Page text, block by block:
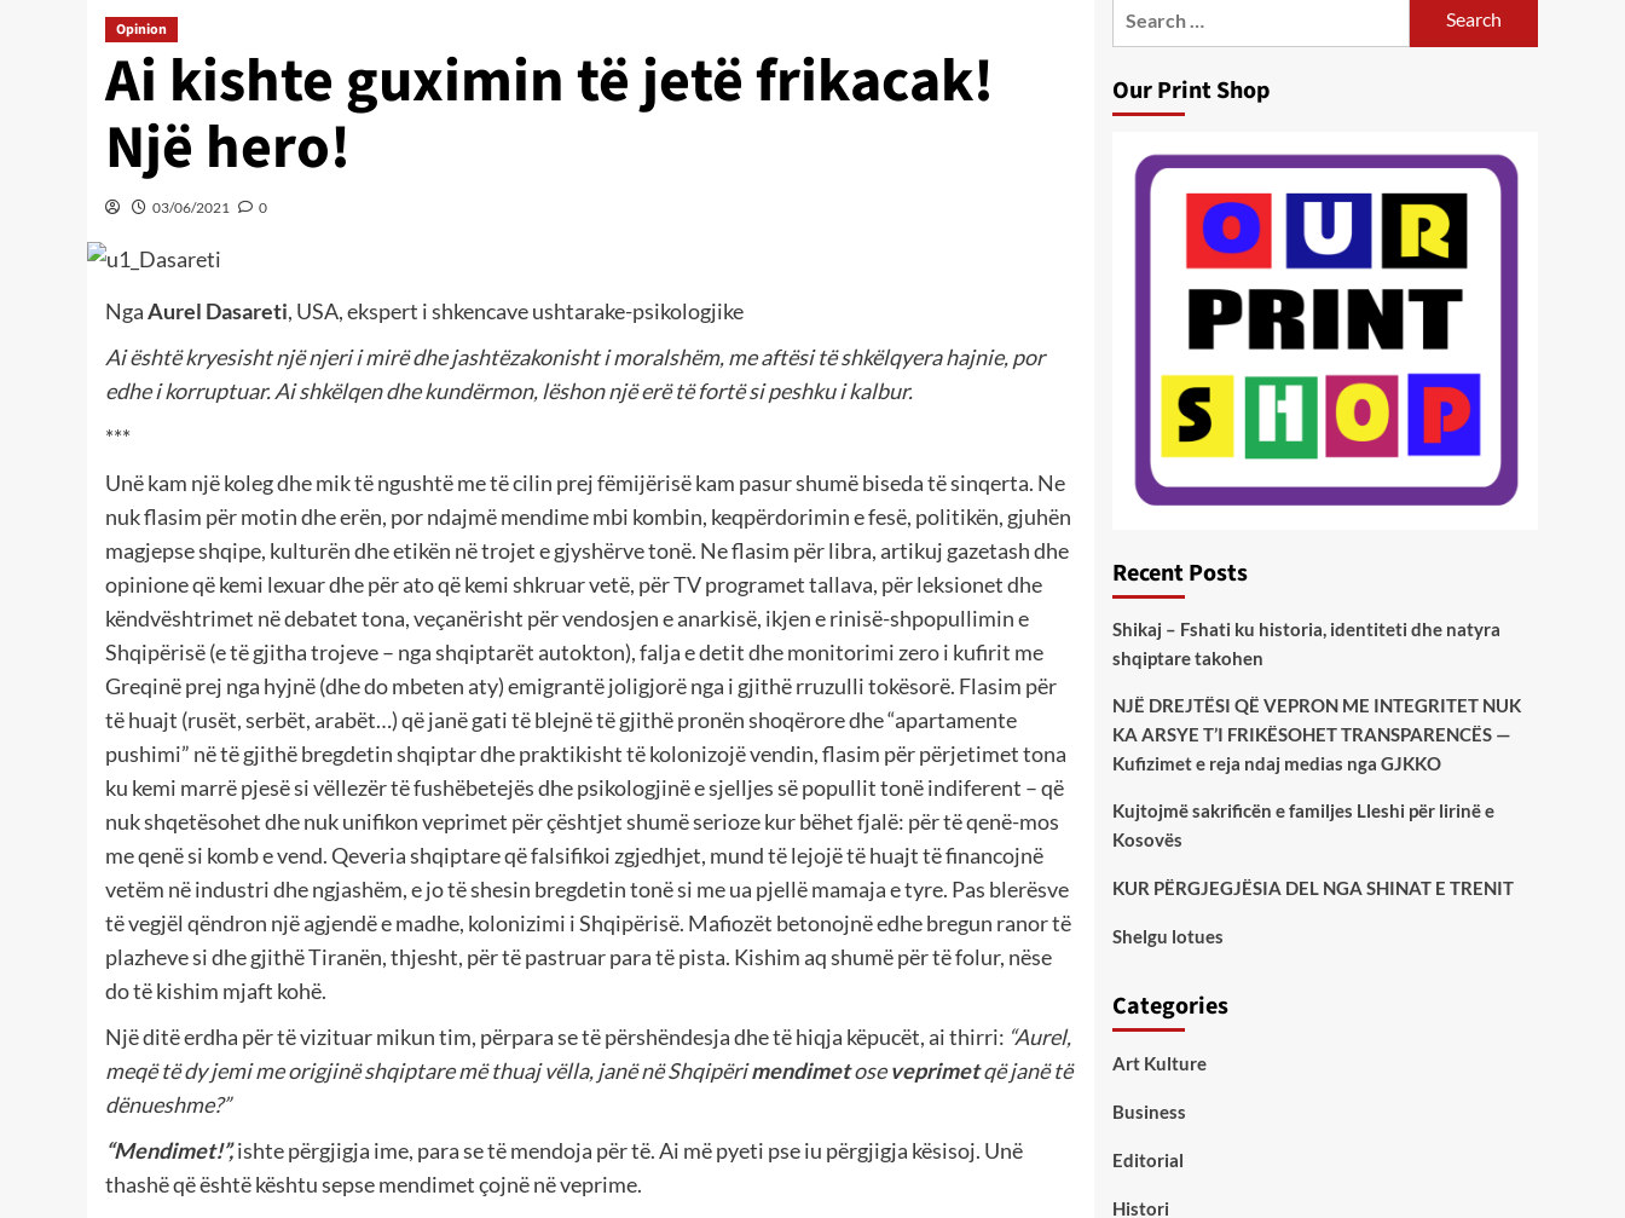
Opinion
Ai kishte guximin të jetë frikacak!
Një hero!
03/06/2021 0
NgaAurel Dasareti, USA, ekspert i shkencave ushtarake-psikologjike
Ai është kryesisht një njeri i mirë dhe jashtëzakonisht i moralshëm, me aftësi të shkëlqyera hajnie, por
edhe i korruptuar. Ai shkëlqen dhe kundërmon, lëshon një erë të fortë si peshku i kalbur.
***
Unë kam një koleg dhe mik të ngushtë me të cilin prej fëmijërisë kam pasur shumë biseda të sinqerta. Ne
nuk flasim për motin dhe erën, por ndajmë mendime mbi kombin, keqpërdorimin e fesë, politikën, gjuhën
magjepse shqipe, kulturën dhe etikën në trojet e gjyshërve tonë. Ne flasim për libra, artikuj gazetash dhe
opinione që kemi lexuar dhe për ato që kemi shkruar vetë, për TV programet tallava, për leksionet dhe
këndvështrimet në debatet tona, veçanërisht për vendosjen e anarkisë, ikjen e rinisë-shpopullimin e
Shqipërisë (e të gjitha trojeve – nga shqiptarët autokton), falja e detit dhe monitorimi zero i kufirit me
Greqinë prej nga hyjnë (dhe do mbeten aty) emigrantë joligjorë nga i gjithë rruzulli tokësorë. Flasim për
të huajt (rusët, serbët, arabët…) që janë gati të blejnë të gjithë pronën shoqërore dhe “apartamente
pushimi” në të gjithë bregdetin shqiptar dhe praktikisht të kolonizojë vendin, flasim për përjetimet tona
ku kemi marrë pjesë si vëllezër të fushëbetejës dhe psikologjinë e sjelljes së popullit tonë indiferent – që
nuk shqetësohet dhe nuk unifikon veprimet për çështjet shumë serioze kur bëhet fjalë: për të qenë-mos
me qenë si komb e vend. Qeveria shqiptare që falsifikoi zgjedhjet, mund të lejojë të huajt të financojnë
vetëm në industri dhe ngjashëm, e jo të shesin bregdetin tonë si me ua pjellë mamaja e tyre. Pas blerësve
të vegjël qëndron një agjendë e madhe, kolonizimi i Shqipërisë. Mafiozët betonojnë edhe bregun ranor të
plazheve si dhe gjithë Tiranën, thjesht, për të pastruar para të pista. Kishim aq shumë për të folur, nëse
do të kishim mjaft kohë.
Një ditë erdha për të vizituar mikun tim, përpara se të përshëndesja dhe të hiqja këpucët, ai thirri: “Aurel,
meqë të dy jemi me origjinë shqiptare më thuaj vëlla, janë në Shqipërimendimetoseveprimetqë janë të
dënueshme?”
“Mendimet!”,ishte përgjigja ime, para se të mendoja për të. Ai më pyeti pse iu përgjigja kësisoj. Unë
thashë që është kështu sepse mendimet çojnë në veprime.
Our Print Shop
Recent Posts
Shikaj – Fshati ku historia, identiteti dhe natyra
shqiptare takohen
NJË DREJTËSI QË VEPRON ME INTEGRITET NUK
KA ARSYE T’I FRIKËSOHET TRANSPARENCËS —
Kufizimet e reja ndaj medias nga GJKKO
Kujtojmë sakrificën e familjes Lleshi për lirinë e
Kosovës
KUR PËRGJEGJËSIA DEL NGA SHINAT E TRENIT
Shelgu lotues
Categories
Art Kulture
Business
Editorial
Histori